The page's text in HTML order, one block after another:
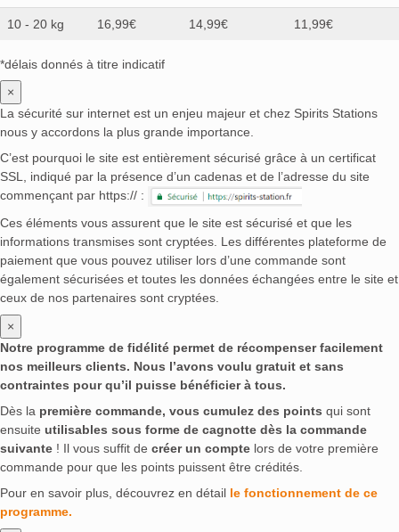
10 - 20 kg 16,99€ 14,99€ 11,99€
*délais donnés à titre indicatif
×
La sécurité sur internet est un enjeu majeur et chez Spirits Stations
nous y accordons la plus grande importance.
C’est pourquoi le site est entièrement sécurisé grâce à un certificat
SSL, indiqué par la présence d’un cadenas et de l’adresse du site
commençant par https:// :
Ces éléments vous assurent que le site est sécurisé et que les
informations transmises sont cryptées. Les différentes plateforme de
paiement que vous pouvez utiliser lors d’une commande sont
également sécurisées et toutes les données échangées entre le site et
ceux de nos partenaires sont cryptées.
×
Notre programme de fidélité permet de récompenser facilement
nos meilleurs clients. Nous l’avons voulu gratuit et sans
contraintes pour qu’il puisse bénéficier à tous.
Dès la première commande, vous cumulez des points qui sont
ensuite utilisables sous forme de cagnotte dès la commande
suivante ! Il vous suffit de créer un compte lors de votre première
commande pour que les points puissent être crédités.
Pour en savoir plus, découvrez en détail le fonctionnement de ce
programme.